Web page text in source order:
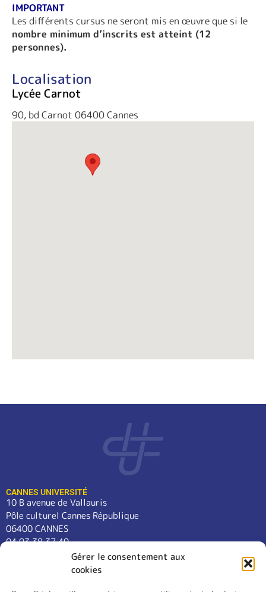
Gérer le consentement aux
cookies
IMPORTANT
Les différents cursus ne seront mis en œuvre que si le
nombre minimum d’inscrits est atteint (12
personnes).
Localisation
Lycée Carnot
90, bd Carnot 06400 Cannes
CANNES UNIVERSITÉ
10 B avenue de Vallauris
Pôle culturel Cannes République
06400 CANNES
04 93 38 37 49
contact@cannes-universite.fr